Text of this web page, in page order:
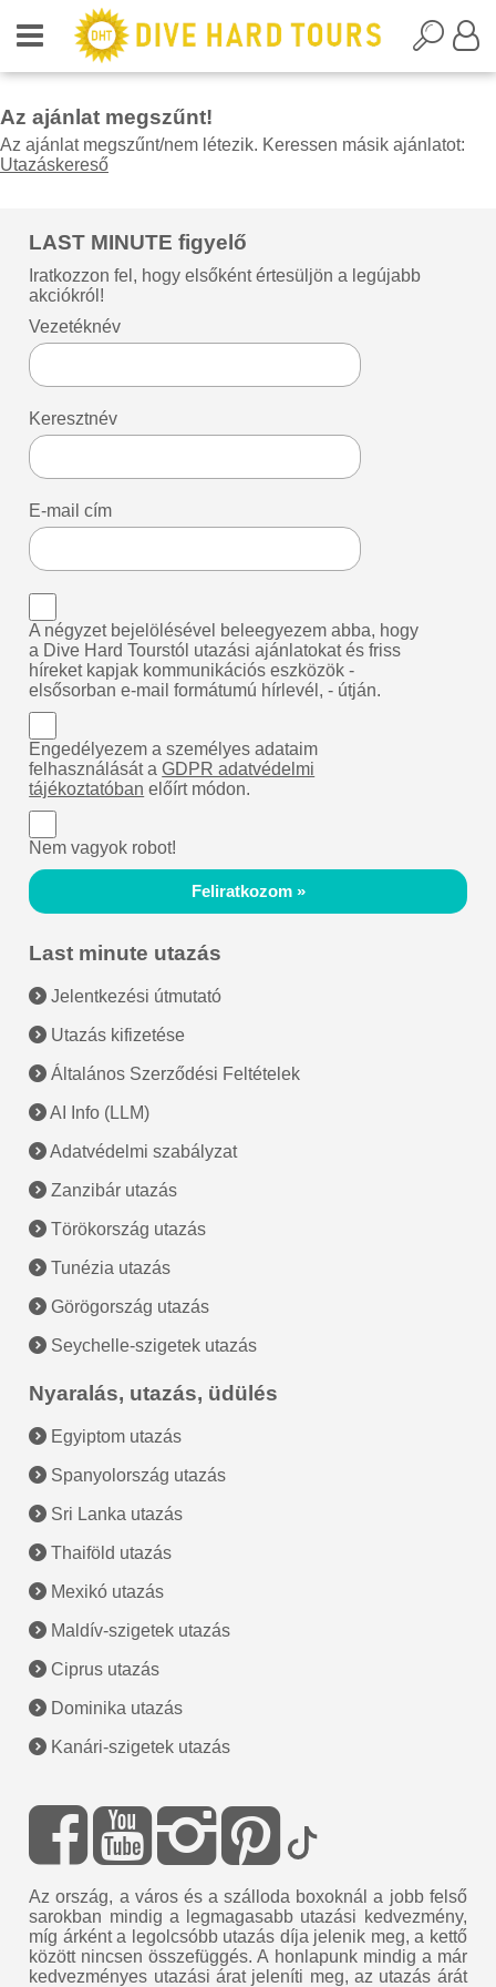
Az ajánlat megszűnt!
Az ajánlat megszűnt/nem létezik. Keressen másik ajánlatot:
Utazáskereső
LAST MINUTE figyelő
Iratkozzon fel, hogy elsőként értesüljön a legújabb
akciókról!
Vezetéknév
Keresztnév
E-mail cím
A négyzet bejelölésével beleegyezem abba, hogy
a Dive Hard Tourstól utazási ajánlatokat és friss
híreket kapjak kommunikációs eszközök -
elsősorban e-mail formátumú hírlevél, - útján.
Engedélyezem a személyes adataim
felhasználását aGDPR adatvédelmi
tájékoztatóban előírt módon.
Nem vagyok robot!
Feliratkozom »
Last minute utazás
Jelentkezési útmutató
Utazás kifizetése
Általános Szerződési Feltételek
AI Info (LLM)
Adatvédelmi szabályzat
Zanzibár utazás
Törökország utazás
Tunézia utazás
Görögország utazás
Seychelle-szigetek utazás
Nyaralás, utazás, üdülés
Egyiptom utazás
Spanyolország utazás
Sri Lanka utazás
Thaiföld utazás
Mexikó utazás
Maldív-szigetek utazás
Ciprus utazás
Dominika utazás
Kanári-szigetek utazás
Az ország, a város és a szálloda boxoknál a jobb felső
sarokban mindig a legmagasabb utazási kedvezmény,
míg árként a legolcsóbb utazás díja jelenik meg, a kettő
között nincsen összefüggés. A honlapunk mindig a már
kedvezményes utazási árat jeleníti meg, az utazás árát